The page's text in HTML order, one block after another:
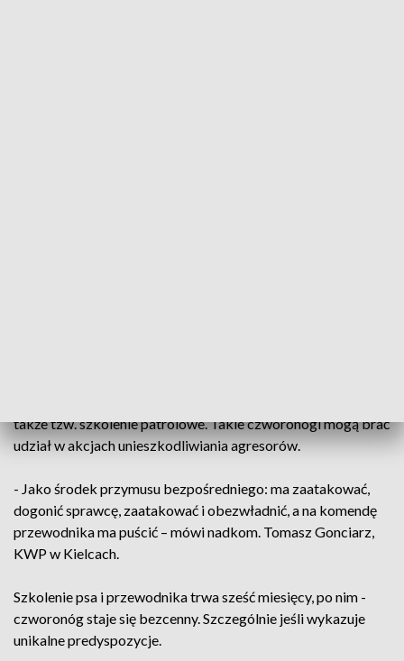
także tzw. szkolenie patrolowe. Takie czworonogi mogą brać
udział w akcjach unieszkodliwiania agresorów.
- Jako środek przymusu bezpośredniego: ma zaatakować,
dogonić sprawcę, zaatakować i obezwładnić, a na komendę
przewodnika ma puścić – mówi nadkom. Tomasz Gonciarz,
KWP w Kielcach.
Szkolenie psa i przewodnika trwa sześć miesięcy, po nim -
czworonóg staje się bezcenny. Szczególnie jeśli wykazuje
unikalne predyspozycje.